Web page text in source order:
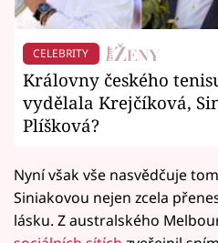
CELEBRITY
Královny českého
vydělala Krejčíková,
Plíšková?
Nyní však vše nasvědčuje
Siniakovou nejen zcela
lásku. Z australského